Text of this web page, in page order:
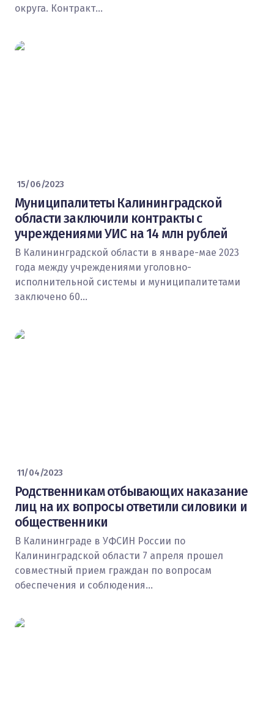
округа. Контракт…
15/06/2023
Муниципалитеты Калининградской
области заключили контракты с
учреждениями УИС на 14 млн рублей
В Калининградской области в январе-мае 2023
года между учреждениями уголовно-
исполнительной системы и муниципалитетами
заключено 60…
11/04/2023
Родственникам отбывающих наказание
лиц на их вопросы ответили силовики и
общественники
В Калининграде в УФСИН России по
Калининградской области 7 апреля прошел
совместный прием граждан по вопросам
обеспечения и соблюдения…